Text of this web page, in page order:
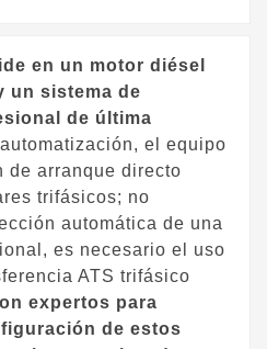
en un motor diésel
un sistema de
de última
el equipo
de arranque directo
trifásicos; no
automática de una
es necesario el uso
ATS trifásico
expertos para
de estos